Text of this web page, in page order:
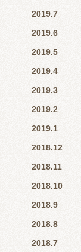
2019.7
2019.6
2019.5
2019.4
2019.3
2019.2
2019.1
2018.12
2018.11
2018.10
2018.9
2018.8
2018.7